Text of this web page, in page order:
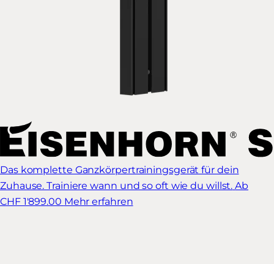
Das komplette Ganzkörpertrainingsgerät für dein
Zuhause. Trainiere wann und so oft wie du willst. Ab
CHF 1'899.00 Mehr erfahren